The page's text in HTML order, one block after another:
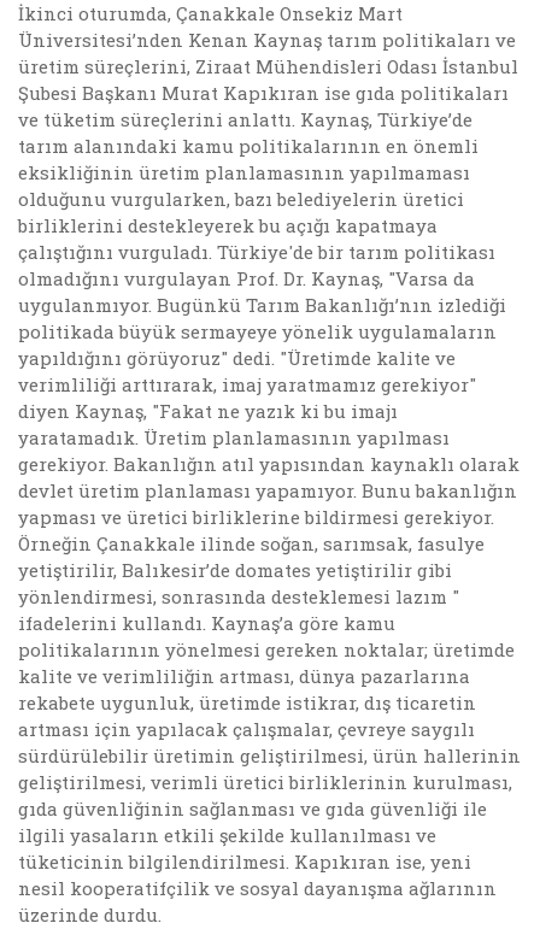
İkinci oturumda, Çanakkale Onsekiz Mart
Üniversitesi’nden Kenan Kaynaş tarım politikaları ve
üretim süreçlerini, Ziraat Mühendisleri Odası İstanbul
Şubesi Başkanı Murat Kapıkıran ise gıda politikaları
ve tüketim süreçlerini anlattı. Kaynaş, Türkiye’de
tarım alanındaki kamu politikalarının en önemli
eksikliğinin üretim planlamasının yapılmaması
olduğunu vurgularken, bazı belediyelerin üretici
birliklerini destekleyerek bu açığı kapatmaya
çalıştığını vurguladı. Türkiye'de bir tarım politikası
olmadığını vurgulayan Prof. Dr. Kaynaş, "Varsa da
uygulanmıyor. Bugünkü Tarım Bakanlığı’nın izlediği
politikada büyük sermayeye yönelik uygulamaların
yapıldığını görüyoruz" dedi. "Üretimde kalite ve
verimliliği arttırarak, imaj yaratmamız gerekiyor"
diyen Kaynaş, "Fakat ne yazık ki bu imajı
yaratamadık. Üretim planlamasının yapılması
gerekiyor. Bakanlığın atıl yapısından kaynaklı olarak
devlet üretim planlaması yapamıyor. Bunu bakanlığın
yapması ve üretici birliklerine bildirmesi gerekiyor.
Örneğin Çanakkale ilinde soğan, sarımsak, fasulye
yetiştirilir, Balıkesir’de domates yetiştirilir gibi
yönlendirmesi, sonrasında desteklemesi lazım "
ifadelerini kullandı. Kaynaş’a göre kamu
politikalarının yönelmesi gereken noktalar; üretimde
kalite ve verimliliğin artması, dünya pazarlarına
rekabete uygunluk, üretimde istikrar, dış ticaretin
artması için yapılacak çalışmalar, çevreye saygılı
sürdürülebilir üretimin geliştirilmesi, ürün hallerinin
geliştirilmesi, verimli üretici birliklerinin kurulması,
gıda güvenliğinin sağlanması ve gıda güvenliği ile
ilgili yasaların etkili şekilde kullanılması ve
tüketicinin bilgilendirilmesi. Kapıkıran ise, yeni
nesil kooperatifçilik ve sosyal dayanışma ağlarının
üzerinde durdu.